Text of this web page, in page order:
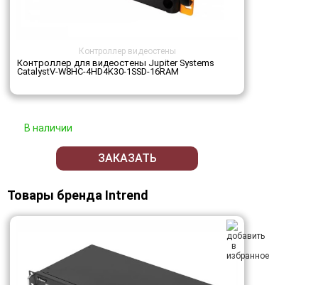
Контроллер видеостены
Контроллер для видеостены Jupiter Systems
CatalystV-W8HC-4HD4K30-1SSD-16RAM
В наличии
ЗАКАЗАТЬ
Товары бренда Intrend